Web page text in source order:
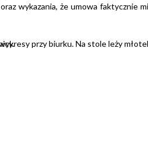
wykazania, że umowa faktycznie